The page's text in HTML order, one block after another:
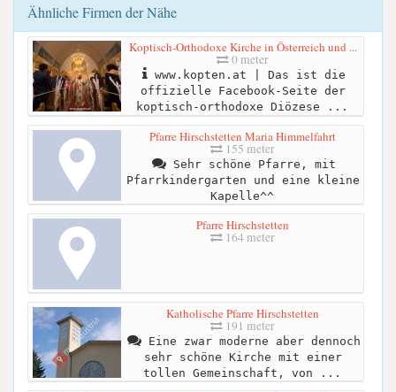
Ähnliche Firmen der Nähe
Koptisch-Orthodoxe Kirche in Österreich und ...
0 meter
www.kopten.at | Das ist die
offizielle Facebook-Seite der
koptisch-orthodoxe Diözese ...
Pfarre Hirschstetten Maria Himmelfahrt
155 meter
Sehr schöne Pfarre, mit
Pfarrkindergarten und eine kleine
Kapelle^^
Pfarre Hirschstetten
164 meter
Katholische Pfarre Hirschstetten
191 meter
Eine zwar moderne aber dennoch
sehr schöne Kirche mit einer
tollen Gemeinschaft, von ...